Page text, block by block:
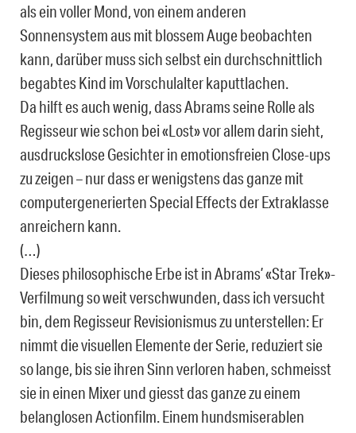
als ein voller Mond, von einem anderen
Sonnensystem aus mit blossem Auge beobachten
kann, darüber muss sich selbst ein durchschnittlich
begabtes Kind im Vorschulalter kaputtlachen.
Da hilft es auch wenig, dass Abrams seine Rolle als
Regisseur wie schon bei «Lost» vor allem darin sieht,
ausdruckslose Gesichter in emotionsfreien Close-ups
zu zeigen – nur dass er wenigstens das ganze mit
computergenerierten Special Effects der Extraklasse
anreichern kann.
(…)
Dieses philosophische Erbe ist in Abrams’ «Star Trek»-
Verfilmung so weit verschwunden, dass ich versucht
bin, dem Regisseur Revisionismus zu unterstellen: Er
nimmt die visuellen Elemente der Serie, reduziert sie
so lange, bis sie ihren Sinn verloren haben, schmeisst
sie in einen Mixer und giesst das ganze zu einem
belanglosen Actionfilm. Einem hundsmiserablen